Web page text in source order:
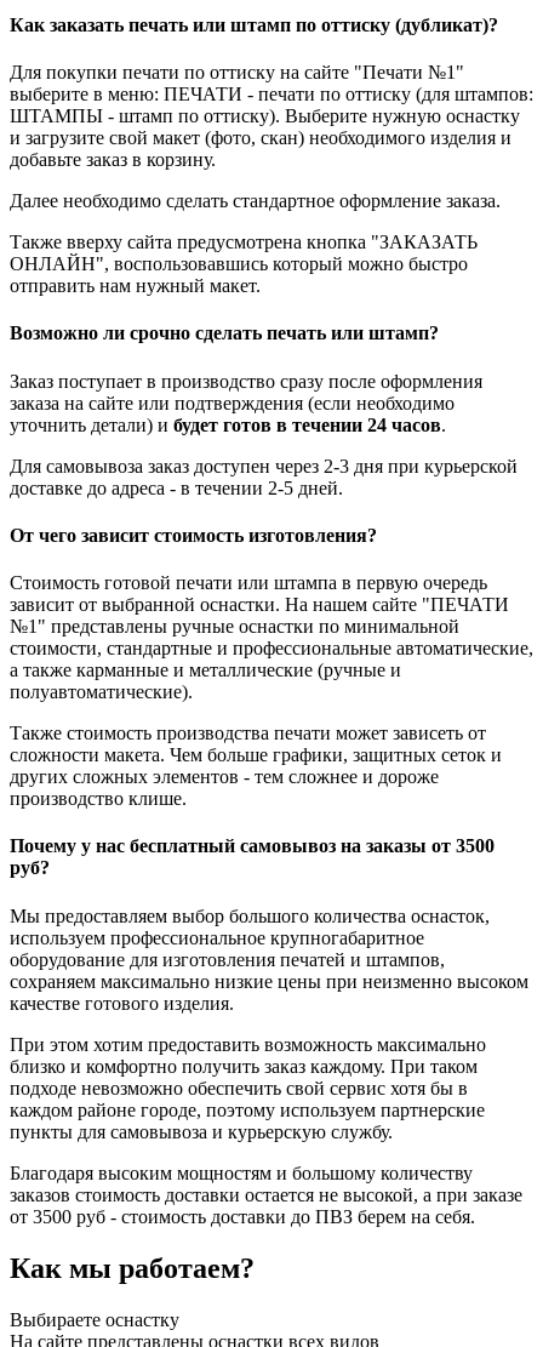
Как заказать печать или штамп по оттиску (дубликат)?
Для покупки печати по оттиску на сайте "Печати №1"
выберите в меню: ПЕЧАТИ - печати по оттиску (для штампов:
ШТАМПЫ - штамп по оттиску). Выберите нужную оснастку
и загрузите свой макет (фото, скан) необходимого изделия и
добавьте заказ в корзину.
Далее необходимо сделать стандартное оформление заказа.
Также вверху сайта предусмотрена кнопка "ЗАКАЗАТЬ
ОНЛАЙН", воспользовавшись который можно быстро
отправить нам нужный макет.
Возможно ли срочно сделать печать или штамп?
Заказ поступает в производство сразу после оформления
заказа на сайте или подтверждения (если необходимо
уточнить детали) и будет готов в течении 24 часов.
Для самовывоза заказ доступен через 2-3 дня при курьерской
доставке до адреса - в течении 2-5 дней.
От чего зависит стоимость изготовления?
Стоимость готовой печати или штампа в первую очередь
зависит от выбранной оснастки. На нашем сайте "ПЕЧАТИ
№1" представлены ручные оснастки по минимальной
стоимости, стандартные и профессиональные автоматические,
а также карманные и металлические (ручные и
полуавтоматические).
Также стоимость производства печати может зависеть от
сложности макета. Чем больше графики, защитных сеток и
других сложных элементов - тем сложнее и дороже
производство клише.
Почему у нас бесплатный самовывоз на заказы от 3500
руб?
Мы предоставляем выбор большого количества оснасток,
используем профессиональное крупногабаритное
оборудование для изготовления печатей и штампов,
сохраняем максимально низкие цены при неизменно высоком
качестве готового изделия.
При этом хотим предоставить возможность максимально
близко и комфортно получить заказ каждому. При таком
подходе невозможно обеспечить свой сервис хотя бы в
каждом районе городе, поэтому используем партнерские
пункты для самовывоза и курьерскую службу.
Благодаря высоким мощностям и большому количеству
заказов стоимость доставки остается не высокой, а при заказе
от 3500 руб - стоимость доставки до ПВЗ берем на себя.
Как мы работаем?
Выбираете оснастку
На сайте представлены оснастки всех видов